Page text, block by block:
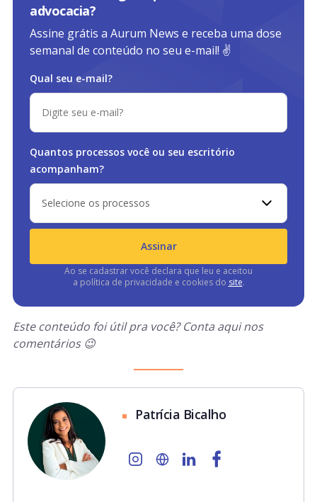
advocacia?
Assine grátis a Aurum News e receba uma dose
semanal de conteúdo no seu e-mail! ✌️
Qual seu e-mail?
Quantos processos você ou seu escritório
acompanham?
Selecione os processos
Assinar
Ao se cadastrar você declara que leu e aceitou
a política de privacidade e cookies do site.
Este conteúdo foi útil pra você? Conta aqui nos
comentários 😉
Patrícia Bicalho